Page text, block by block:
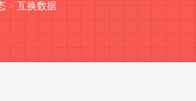
> 互换数据